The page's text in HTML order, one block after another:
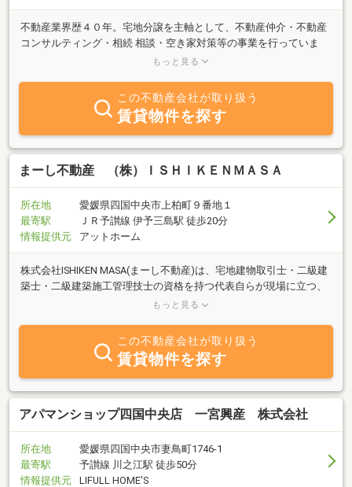
不動産業界歴４０年。宅地分譲を主軸として、不動産仲介・不動産
コンサルティング・相続 相談・空き家対策等の事業を行っていま
す。特に不動産の取引においては、『顧客満足』を 追求するため、
います。又、昨今。相続・空き家の相談が増加していることによ
り、地域で士業のネットワークを構 築して、顧客サービスの向上を
図っています。 ★保有資格 ・不動産コンサルティングマスタ
ー ・相続対策専門士 ・不動産エバリュエーション専門
士 ・宅建マイスターフェロー【17号認定】 ・ 宅
地建物取引士 ・不動産アナリスト
もっと見る
この不動産会社が取り扱う
賃貸物件を探す
まーし不動産 （株）ＩＳＨＩＫＥＮＭＡＳＡ
所在地
愛媛県四国中央市上柏町９番地１
最寄駅
ＪＲ予讃線 伊予三島駅 徒歩20分
情報提供元
アットホーム
株式会社ISHIKEN MASA(まーし不動産)は、宅地建物取引士・二級建
築士・二級建築施工管理技士の資格を持つ代表自らが現場に立つ、
不動産と建築を両輪で手がける会社です。物件のご紹介だけで終わ
通貫でご提案できるのが強みです。有限会社石川建設との連携によ
り、自社施工で無駄なコストを抑えながら、確かな品質をお約束し
ます。空き家の活用にお悩みの方、購入と同時にリフォームもご検
討の方は、ぜひ一度ご相談ください。施工事例はYouTube「まーし
くんの家づくりチャンネル」やInstagram(@ishiken_masa)でも随時
ご紹介しています。四国中央市を中心に、愛媛県東部・香川県西部
もっと見る
この不動産会社が取り扱う
賃貸物件を探す
アパマンショップ四国中央店 一宮興産 株式会社
所在地
愛媛県四国中央市妻鳥町1746-1
最寄駅
予讃線 川之江駅 徒歩50分
情報提供元
LIFULL HOME'S